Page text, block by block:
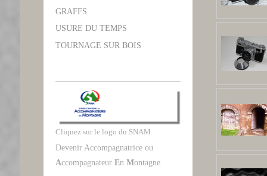
GRAFFS
USURE DU TEMPS
TOURNAGE SUR BOIS
Cliquez sur le logo du SNAM
Devenir Accompagnatrice ou
Accompagnateur En Montagne